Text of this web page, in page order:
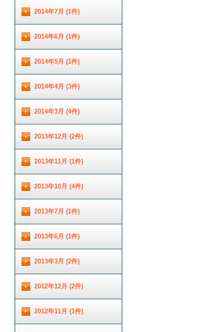
2014年7月 (1件)
2014年6月 (1件)
2014年5月 (1件)
2014年4月 (3件)
2014年3月 (4件)
2013年12月 (2件)
2013年11月 (1件)
2013年10月 (4件)
2013年7月 (1件)
2013年6月 (1件)
2013年3月 (2件)
2012年12月 (2件)
2012年11月 (1件)